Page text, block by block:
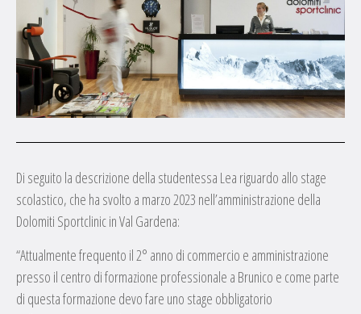
Di seguito la descrizione della studentessa Lea riguardo allo stage
scolastico, che ha svolto a marzo 2023 nell’amministrazione della
Dolomiti Sportclinic in Val Gardena:
“Attualmente frequento il 2° anno di commercio e amministrazione
presso il centro di formazione professionale a Brunico e come parte
di questa formazione devo fare uno stage obbligatorio